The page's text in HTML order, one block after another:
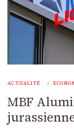
ACTUALITÉ
MBF